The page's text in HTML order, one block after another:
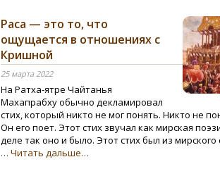
Раса — это то, что
ощущается в отношениях с
Кришной
25 марта 2022
На Ратха-ятре Чайтанья
Махапрабху обычно декламировал
стих, который никто не мог понять. Никто не
Он его поет. Этот стих звучал как мирская
деле так оно и было. Этот стих был из мирского
… Читать дальше…